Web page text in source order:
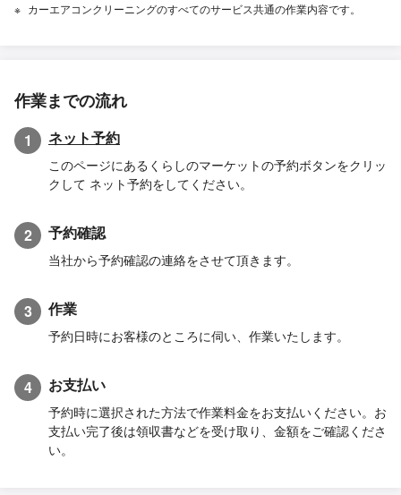
カーエアコンクリーニングのすべてのサービス共通の作業内容です。
作業までの流れ
1 ネット予約
このページにあるくらしのマーケットの予約ボタンをクリッ
クして ネット予約をしてください。
2 予約確認
当社から予約確認の連絡をさせて頂きます。
3 作業
予約日時にお客様のところに伺い、作業いたします。
4 お支払い
予約時に選択された方法で作業料金をお支払いください。お
支払い完了後は領収書などを受け取り、金額をご確認くださ
い。